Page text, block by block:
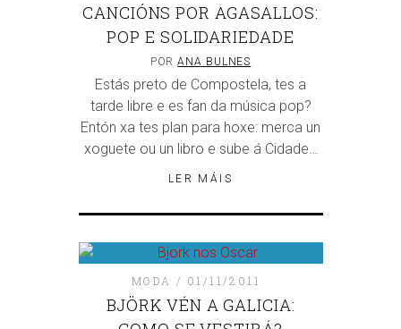
CANCIÓNS POR AGASALLOS:
POP E SOLIDARIEDADE
PORANA BULNES
Estás preto de Compostela, tes a
tarde libre e es fan da música pop?
Entón xa tes plan para hoxe: merca un
xoguete ou un libro e sube á Cidade…
LER MÁIS
MODA 01/11/2011
BJÖRK VÉN A GALICIA: